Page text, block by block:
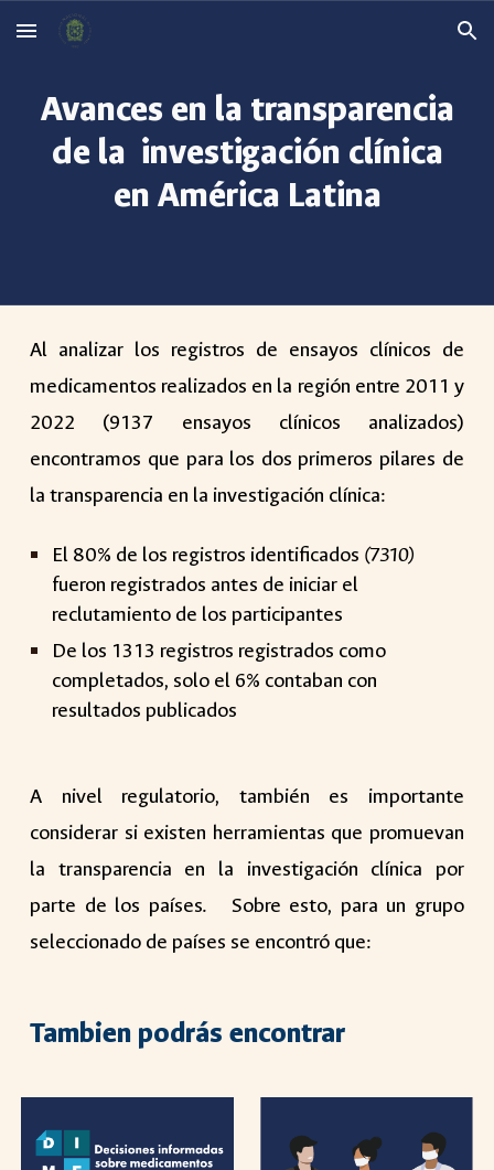
Skip to main content Skip to navigation
Avances en la transparencia
de la investigación clínica
en América Latina
Al analizar los registros de ensayos clínicos de
medicamentos realizados en la región entre 2011 y
2022 (9137 ensayos clínicos analizados)
encontramos que para los dos primeros pilares de
la transparencia en la investigación clínica:
El 80% de los registros identificados (7310)
fueron registrados antes de iniciar el
reclutamiento de los participantes
De los 1313 registros registrados como
completados, solo el 6% contaban con
resultados publicados
A nivel regulatorio, también es importante
considerar si existen herramientas que promuevan
la transparencia en la investigación clínica por
parte de los países. Sobre esto, para un grupo
seleccionado de países se encontró que:
Tambien podrás encontrar